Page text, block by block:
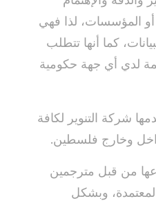
أو المؤسسات، لذا فهي
كما أنها تتطلب
لدي أي جهة حكومية
شركة التنوير لكافة
داخل وخارج فلسطين.
من قبل مترجمين
وبشكل